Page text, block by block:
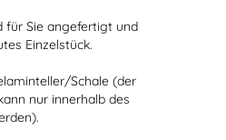
für Sie angefertigt und
Einzelstück.
Schale (der
nur innerhalb des